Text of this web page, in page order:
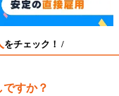
をチェック！ /
すか？